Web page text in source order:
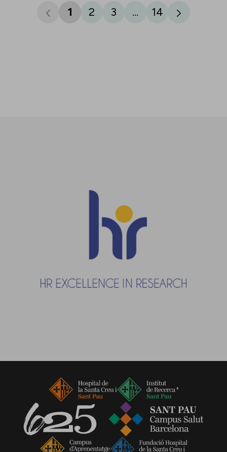
1 2 3 ... 14